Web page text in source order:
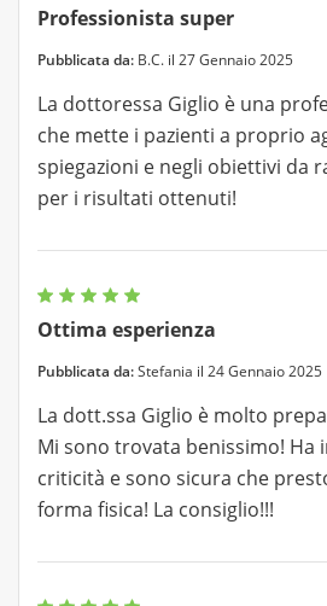
Professionista super
Pubblicata da: B.C. il 27 Gennaio 2025
La dottoressa Giglio è una
che mette i pazienti a proprio
spiegazioni e negli obiettivi da
per i risultati ottenuti!
Ottima esperienza
Pubblicata da:Stefania il 24 Gennaio 2025
La dott.ssa Giglio è molto
Mi sono trovata benissimo! Ha
criticità e sono sicura che
forma fisica! La consiglio!!!